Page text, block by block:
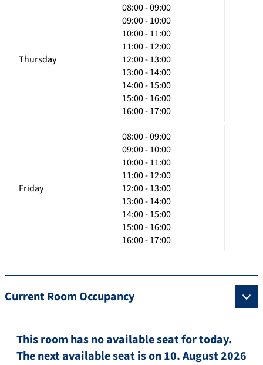
Thursday
08:00 - 09:00
09:00 - 10:00
10:00 - 11:00
11:00 - 12:00
12:00 - 13:00
13:00 - 14:00
14:00 - 15:00
15:00 - 16:00
16:00 - 17:00
Friday
08:00 - 09:00
09:00 - 10:00
10:00 - 11:00
11:00 - 12:00
12:00 - 13:00
13:00 - 14:00
14:00 - 15:00
15:00 - 16:00
16:00 - 17:00
Current Room Occupancy
This room has no available seat for today.
The next available seat is on 10. August 2026